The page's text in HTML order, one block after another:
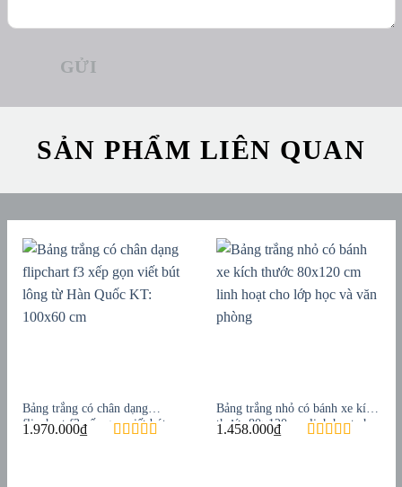
SẢN PHẨM LIÊN QUAN
Bảng trắng có chân dạng
flipchart f3 xếp gọn viết bút
lông từ Hàn Quốc KT: 100×60
1.970.000₫
Bảng trắng nhỏ có bánh xe kích
thước 80×120 cm linh hoạt cho
lớp học và văn phòng
1.458.000₫